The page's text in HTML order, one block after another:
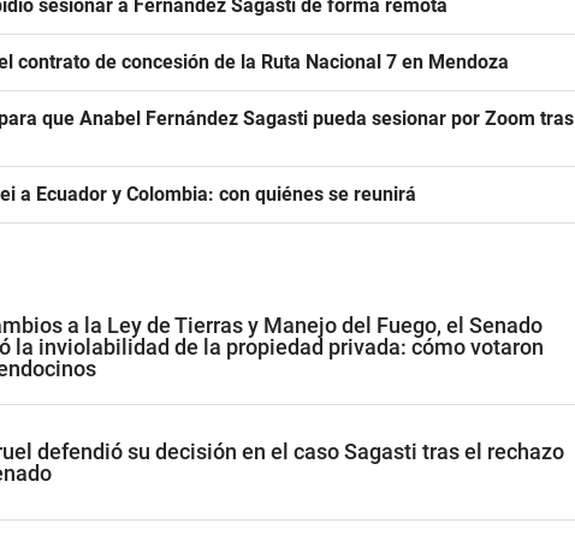
sesionar a Fernández Sagasti de forma remota
contrato de concesión de la Ruta Nacional 7 en Mendoza
que Anabel Fernández Sagasti pueda sesionar por Zoom tras
a Ecuador y Colombia: con quiénes se reunirá
a la Ley de Tierras y Manejo del Fuego, el Senado
la inviolabilidad de la propiedad privada: cómo votaron
defendió su decisión en el caso Sagasti tras el rechazo